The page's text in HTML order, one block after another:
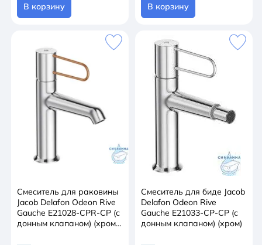
В корзину В корзину
Смеситель для раковины
Jacob Delafon Odeon Rive
Gauche E21028-CPR-CP (с
донным клапаном) (хром/
Смеситель для биде Jacob
Delafon Odeon Rive
Gauche E21033-CP-CP (с
донным клапаном) (хром)